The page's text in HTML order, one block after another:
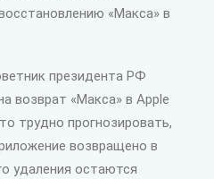
«Макса» в
президента РФ
возврат «Макса» в Apple
трудно прогнозировать,
возвращено в
удаления остаются